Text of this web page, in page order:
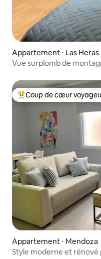
Appartement ⋅ Las Heras
Vue surplomb de
Coups de cœur
Coup de cœur
Appartement ⋅ Mendoza
Style moderne et rénové